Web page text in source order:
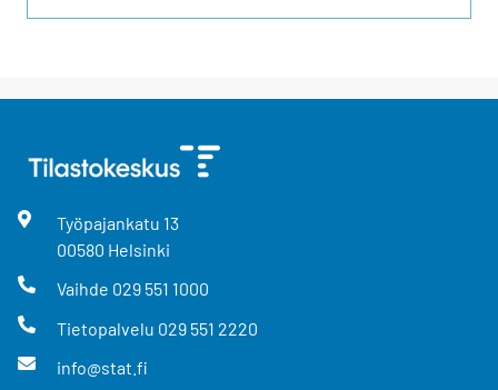
Työpajankatu 13
00580 Helsinki
Vaihde 029 551 1000
Tietopalvelu 029 551 2220
info@stat.fi